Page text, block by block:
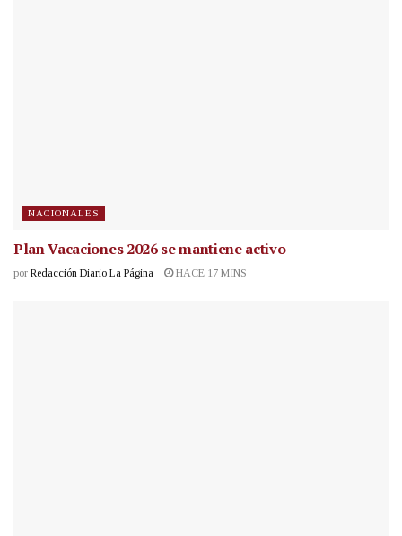
NACIONALES
Plan Vacaciones 2026 se mantiene activo
por Redacción Diario La Página HACE 17 MINS